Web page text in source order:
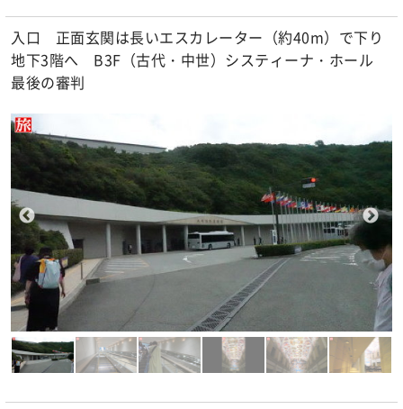
入口 正面玄関は長いエスカレーター（約40m）で下り
地下3階へ B3F（古代・中世）システィーナ・ホール
最後の審判